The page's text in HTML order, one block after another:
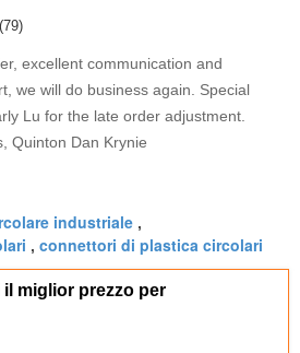
excellent communication and
we will do business again. Special
Lu for the late order adjustment.
Quinton Dan Krynie
industriale ,
, connettori di plastica circolari
il miglior prezzo per